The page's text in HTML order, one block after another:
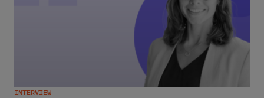
INTERVIEW